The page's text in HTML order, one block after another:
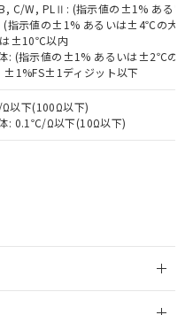
C/W, PLⅡ: (指示値の±1% ある
(指示値の±1% あるいは±4℃の大き
±10℃以内
: (指示値の±1% あるいは±2℃の大
±1%FS±1ディジット以下
以下(100Ω以下)
: 0.1℃/Ω以下(10Ω以下)